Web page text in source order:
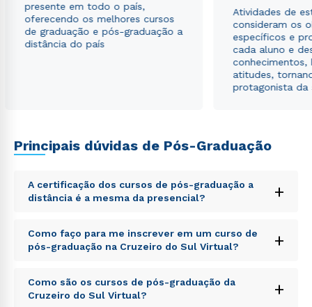
presente em todo o país,
oferecendo os melhores cursos
de graduação e pós-graduação a
distância do país
Atividades de
consideram os
específicos e
cada aluno e
conhecimentos,
atitudes,
protagonista da
Principais dúvidas de Pós-Graduação
A certificação dos cursos de pós-graduação a
distância é a mesma da presencial?
+
Sed ut perspiciatis unde omnis iste natus error sit
voluptatem accusantium doloremque laudantium,
totam rem aperiam, eaque ipsa quae ab illo inventore
explicabo. Nemo enim ipsam voluptatem quia
voluptas sit aspernatur aut odit aut fugit, sed quia
Como faço para me inscrever em um curso de
pós-graduação na Cruzeiro do Sul Virtual?
+
Sed ut perspiciatis unde omnis iste natus error sit
voluptatem accusantium doloremque laudantium,
Como são os cursos de pós-graduação da
Cruzeiro do Sul Virtual?
+